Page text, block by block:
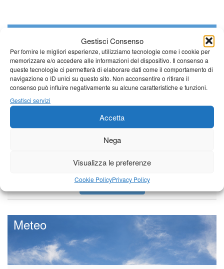
Gestisci Consenso
Per fornire le migliori esperienze, utilizziamo tecnologie come i cookie per
memorizzare e/o accedere alle informazioni del dispositivo. Il consenso a
queste tecnologie ci permetterà di elaborare dati come il comportamento di
navigazione o ID unici su questo sito. Non acconsentire o ritirare il
consenso può influire negativamente su alcune caratteristiche e funzioni.
Gestisci servizi
Accetta
Nega
Visualizza le preferenze
Cookie PolicyPrivacy Policy
Giornale di Barga Tv
Tutto bene per la rievocazione della corsa
Fornaci – Barga
Per le vie di Barga la solenne processione
dedicata al patrono
Partite le Piazzette 2026
Vedi tutti i servizi
Meteo